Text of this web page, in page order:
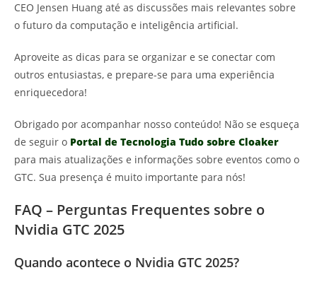
CEO Jensen Huang até as discussões mais relevantes sobre
o futuro da computação e inteligência artificial.
Aproveite as dicas para se organizar e se conectar com
outros entusiastas, e prepare-se para uma experiência
enriquecedora!
Obrigado por acompanhar nosso conteúdo! Não se esqueça
de seguir o Portal de Tecnologia Tudo sobre Cloaker
para mais atualizações e informações sobre eventos como o
GTC. Sua presença é muito importante para nós!
FAQ – Perguntas Frequentes sobre o
Nvidia GTC 2025
Quando acontece o Nvidia GTC 2025?